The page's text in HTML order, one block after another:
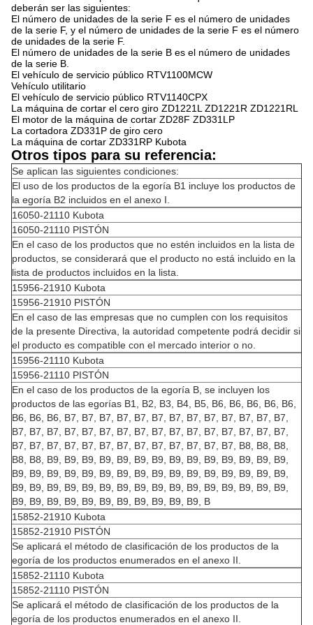
deberán ser las siguientes:
El número de unidades de la serie F es el número de unidades
de la serie F, y el número de unidades de la serie F es el número
de unidades de la serie F.
El número de unidades de la serie B es el número de unidades
de la serie B.
El vehículo de servicio público RTV1100MCW
Vehículo utilitario
El vehículo de servicio público RTV1140CPX
La máquina de cortar el cero giro ZD1221L ZD1221R ZD1221RL
El motor de la máquina de cortar ZD28F ZD331LP
La cortadora ZD331P de giro cero
La máquina de cortar ZD331RP Kubota
Otros tipos para su referencia:
Se aplican las siguientes condiciones:
El uso de los productos de la egoría B1 incluye los productos de
la egoría B2 incluidos en el anexo I.
16050-21110 Kubota
16050-21110 PISTÓN
En el caso de los productos que no estén incluidos en la lista de
productos, se considerará que el producto no está incluido en la
lista de productos incluidos en la lista.
15956-21910 Kubota
15956-21910 PISTÓN
En el caso de las empresas que no cumplen con los requisitos
de la presente Directiva, la autoridad competente podrá decidir si
el producto es compatible con el mercado interior o no.
15956-21110 Kubota
15956-21110 PISTÓN
En el caso de los productos de la egoría B, se incluyen los
productos de las egorías B1, B2, B3, B4, B5, B6, B6, B6, B6, B6,
B6, B6, B6, B7, B7, B7, B7, B7, B7, B7, B7, B7, B7, B7, B7, B7,
B7, B7, B7, B7, B7, B7, B7, B7, B7, B7, B7, B7, B7, B7, B7, B7,
B7, B7, B7, B7, B7, B7, B7, B7, B7, B7, B7, B7, B7, B8, B8, B8,
B8, B8, B9, B9, B9, B9, B9, B9, B9, B9, B9, B9, B9, B9, B9, B9,
B9, B9, B9, B9, B9, B9, B9, B9, B9, B9, B9, B9, B9, B9, B9, B9,
B9, B9, B9, B9, B9, B9, B9, B9, B9, B9, B9, B9, B9, B9, B9, B9,
B9, B9, B9, B9, B9, B9, B9, B9, B9, B9, B9, B
15852-21910 Kubota
15852-21910 PISTÓN
Se aplicará el método de clasificación de los productos de la
egoría de los productos enumerados en el anexo II.
15852-21110 Kubota
15852-21110 PISTÓN
Se aplicará el método de clasificación de los productos de la
egoría de los productos enumerados en el anexo II.